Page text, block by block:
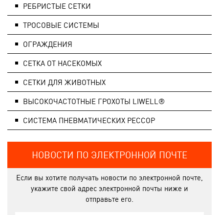
РЕБРИСТЫЕ СЕТКИ
ТРОСОВЫЕ СИСТЕМЫ
ОГРАЖДЕНИЯ
СЕТКА ОТ НАСЕКОМЫХ
СЕТКИ ДЛЯ ЖИВОТНЫХ
ВЫСОКОЧАСТОТНЫЕ ГРОХОТЫ LIWELL®
СИСТЕМA ПНЕВМАТИЧЕСКИХ РЕССОР
НОВОСТИ ПО ЭЛЕКТРОННОЙ ПОЧТЕ
Если вы хотите получать новости по электронной почте,
укажите свой адрес электронной почты ниже и
отправьте его.